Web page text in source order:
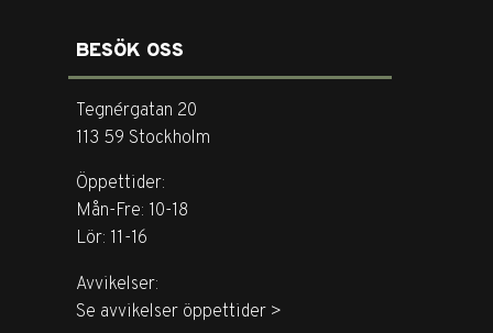
BESÖK OSS
Tegnérgatan 20
113 59 Stockholm
Öppettider:
Mån-Fre: 10-18
Lör: 11-16
Avvikelser:
Se avvikelser öppettider >